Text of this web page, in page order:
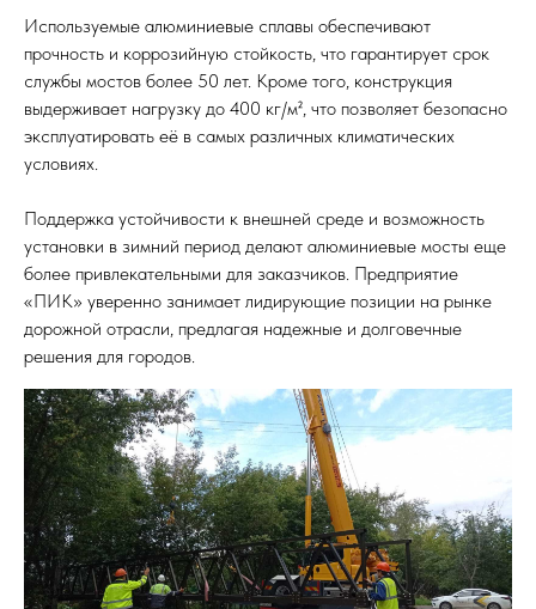
Используемые алюминиевые сплавы обеспечивают
прочность и коррозийную стойкость, что гарантирует срок
службы мостов более 50 лет. Кроме того, конструкция
выдерживает нагрузку до 400 кг/м², что позволяет безопасно
эксплуатировать её в самых различных климатических
условиях.
Поддержка устойчивости к внешней среде и возможность
установки в зимний период делают алюминиевые мосты еще
более привлекательными для заказчиков. Предприятие
«ПИК» уверенно занимает лидирующие позиции на рынке
дорожной отрасли, предлагая надежные и долговечные
решения для городов.